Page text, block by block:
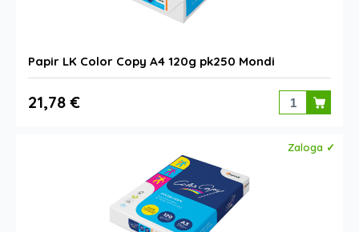
Papir LK Color Copy A4 120g pk250 Mondi
21,78 €
Zaloga ✓